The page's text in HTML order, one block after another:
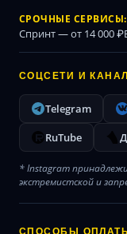
СРОЧНЫЕ СЕРВИСЫ:
Спринт — от 14 000 ₽
СОЦСЕТИ И
Telegram
RuTube
* Instagram
экстремистской и
СПОСОБЫ ОПЛАТЫ